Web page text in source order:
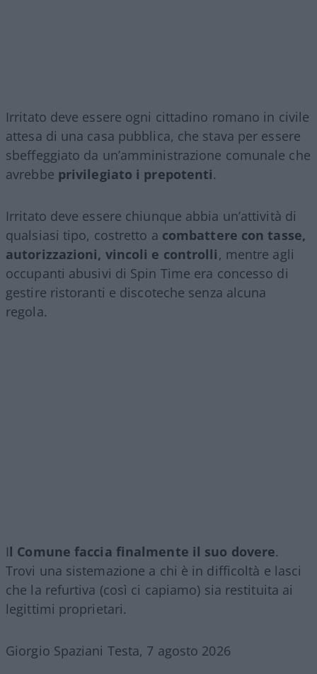
Irritato deve essere ogni cittadino romano in civile
attesa di una casa pubblica, che stava per essere
sbeffeggiato da un’amministrazione comunale che
avrebbe privilegiato i prepotenti.
Irritato deve essere chiunque abbia un’attività di
qualsiasi tipo, costretto a combattere con tasse,
autorizzazioni, vincoli e controlli, mentre agli
occupanti abusivi di Spin Time era concesso di
gestire ristoranti e discoteche senza alcuna
regola.
Il Comune faccia finalmente il suo dovere.
Trovi una sistemazione a chi è in difficoltà e lasci
che la refurtiva (così ci capiamo) sia restituita ai
legittimi proprietari.
Giorgio Spaziani Testa, 7 agosto 2026